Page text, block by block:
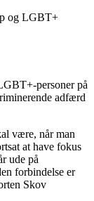
og LGBT+
personer på
adfærd
være, når man
at have fokus
ude på
forbindelse er
Skov